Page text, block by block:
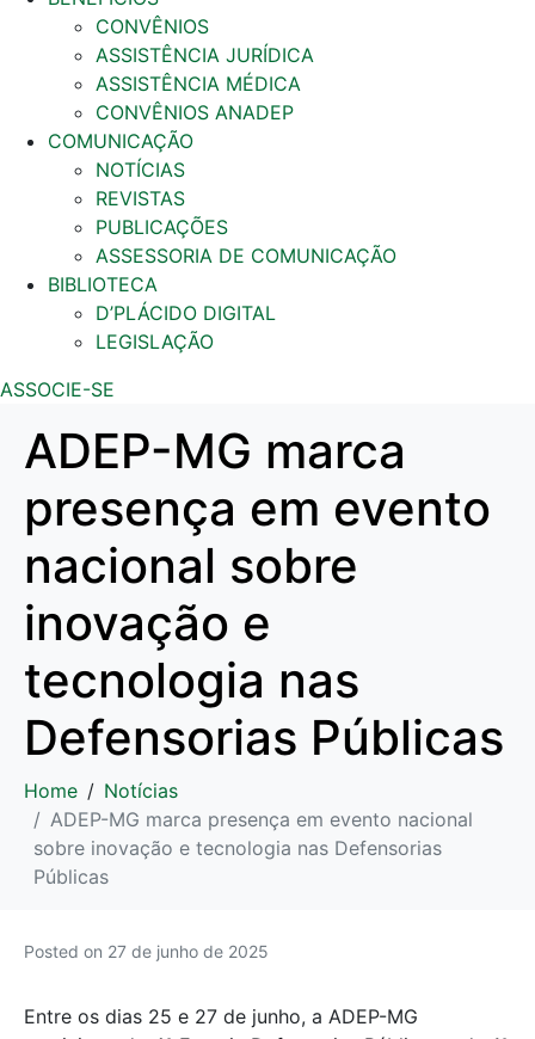
CONVÊNIOS
ASSISTÊNCIA JURÍDICA
ASSISTÊNCIA MÉDICA
CONVÊNIOS ANADEP
COMUNICAÇÃO
NOTÍCIAS
REVISTAS
PUBLICAÇÕES
ASSESSORIA DE COMUNICAÇÃO
BIBLIOTECA
D’PLÁCIDO DIGITAL
LEGISLAÇÃO
ASSOCIE-SE
ADEP-MG marca
presença em evento
nacional sobre
inovação e
tecnologia nas
Defensorias Públicas
Home
Notícias
ADEP-MG marca presença em evento nacional
sobre inovação e tecnologia nas Defensorias
Públicas
Posted on 27 de junho de 2025
Entre os dias 25 e 27 de junho, a ADEP-MG